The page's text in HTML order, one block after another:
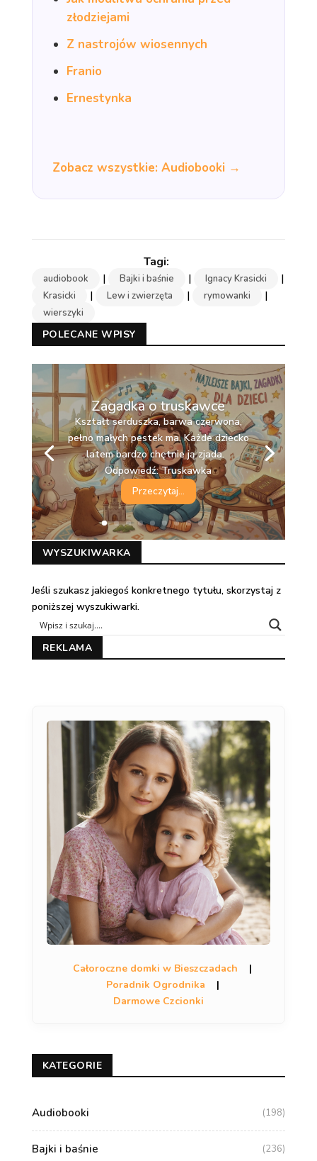
złodziejami
Z nastrojów wiosennych
Franio
Ernestynka
Zobacz wszystkie: Audiobooki →
audiobook | Bajki i baśnie | Ignacy Krasicki |
Krasicki | Lew i zwierzęta | rymowanki |
wierszyki
POLECANE WPISY
Zagadka o truskawce
Kształt serduszka, barwa czerwona,
pełno małych pestek ma. Każde dziecko
latem bardzo chętnie ją zjada.
Odpowiedź: Truskawka
Przeczytaj...
WYSZUKIWARKA
Jeśli szukasz jakiegoś konkretnego tytułu, skorzystaj z
poniższej wyszukiwarki.
REKLAMA
Całoroczne domki w Bieszczadach
|
Poradnik Ogrodnika
|
Darmowe Czcionki
KATEGORIE
Audiobooki (198)
Bajki i baśnie (236)